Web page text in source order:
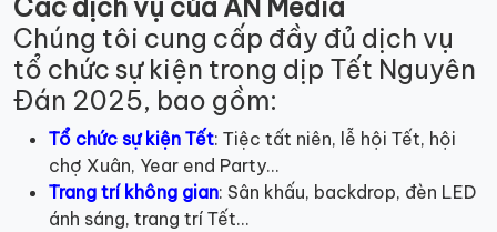
Các dịch vụ của AN Media
Chúng tôi cung cấp đầy đủ dịch vụ
tổ chức sự kiện trong dịp Tết Nguyên
Đán 2025, bao gồm:
Tổ chức sự kiện Tết: Tiệc tất niên, lễ hội Tết, hội
chợ Xuân, Year end Party…
Trang trí không gian: Sân khấu, backdrop, đèn LED
ánh sáng, trang trí Tết…